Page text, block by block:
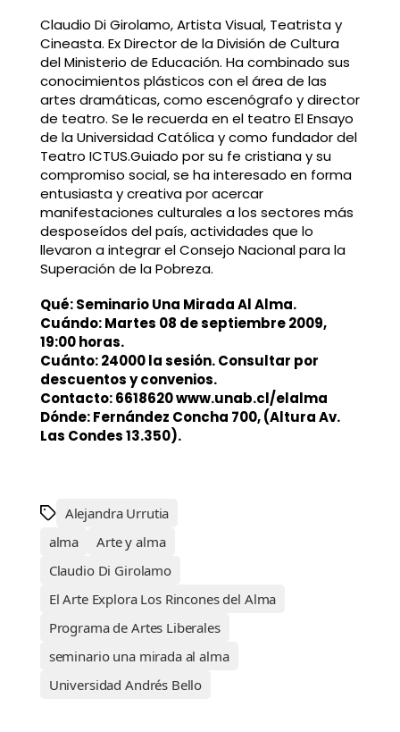
Claudio Di Girolamo, Artista Visual, Teatrista y
Cineasta. Ex Director de la División de Cultura
del Ministerio de Educación. Ha combinado sus
conocimientos plásticos con el área de las
artes dramáticas, como escenógrafo y director
de teatro. Se le recuerda en el teatro El Ensayo
de la Universidad Católica y como fundador del
Teatro ICTUS.Guiado por su fe cristiana y su
compromiso social, se ha interesado en forma
entusiasta y creativa por acercar
manifestaciones culturales a los sectores más
desposeídos del país, actividades que lo
llevaron a integrar el Consejo Nacional para la
Superación de la Pobreza.
Qué: Seminario Una Mirada Al Alma.
Cuándo: Martes 08 de septiembre 2009,
19:00 horas.
Cuánto: 24000 la sesión. Consultar por
descuentos y convenios.
Contacto: 6618620www.unab.cl/elalma
Dónde: Fernández Concha 700, (Altura Av.
Las Condes 13.350).
Alejandra Urrutia
alma
Arte y alma
Claudio Di Girolamo
El Arte Explora Los Rincones del Alma
Programa de Artes Liberales
seminario una mirada al alma
Universidad Andrés Bello